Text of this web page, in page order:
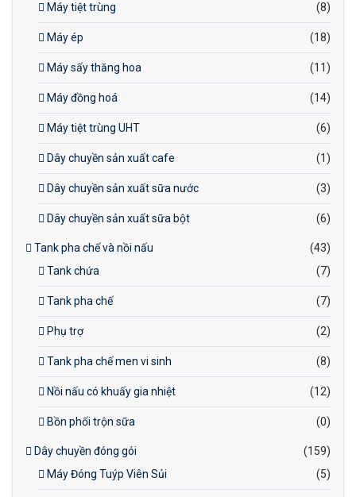
Máy tiệt trùng (8)
Máy ép (18)
Máy sấy thăng hoa (11)
Máy đồng hoá (14)
Máy tiệt trùng UHT (6)
Dây chuyền sản xuất cafe (1)
Dây chuyền sản xuất sữa nước (3)
Dây chuyền sản xuất sữa bột (6)
Tank pha chế và nồi nấu
(43)
Tank chứa
(7)
Tank pha chế (7)
Phụ trợ (2)
Tank pha chế men vi sinh (8)
Nồi nấu có khuấy gia nhiệt (12)
Bồn phối trộn sữa (0)
Dây chuyền đóng gói
(159)
Máy Đóng Tuýp Viên Sủi
(5)